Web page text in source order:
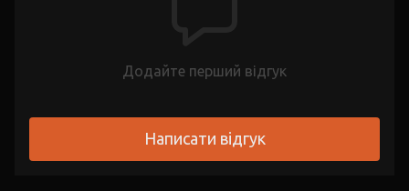
Додайте перший відгук
Написати відгук